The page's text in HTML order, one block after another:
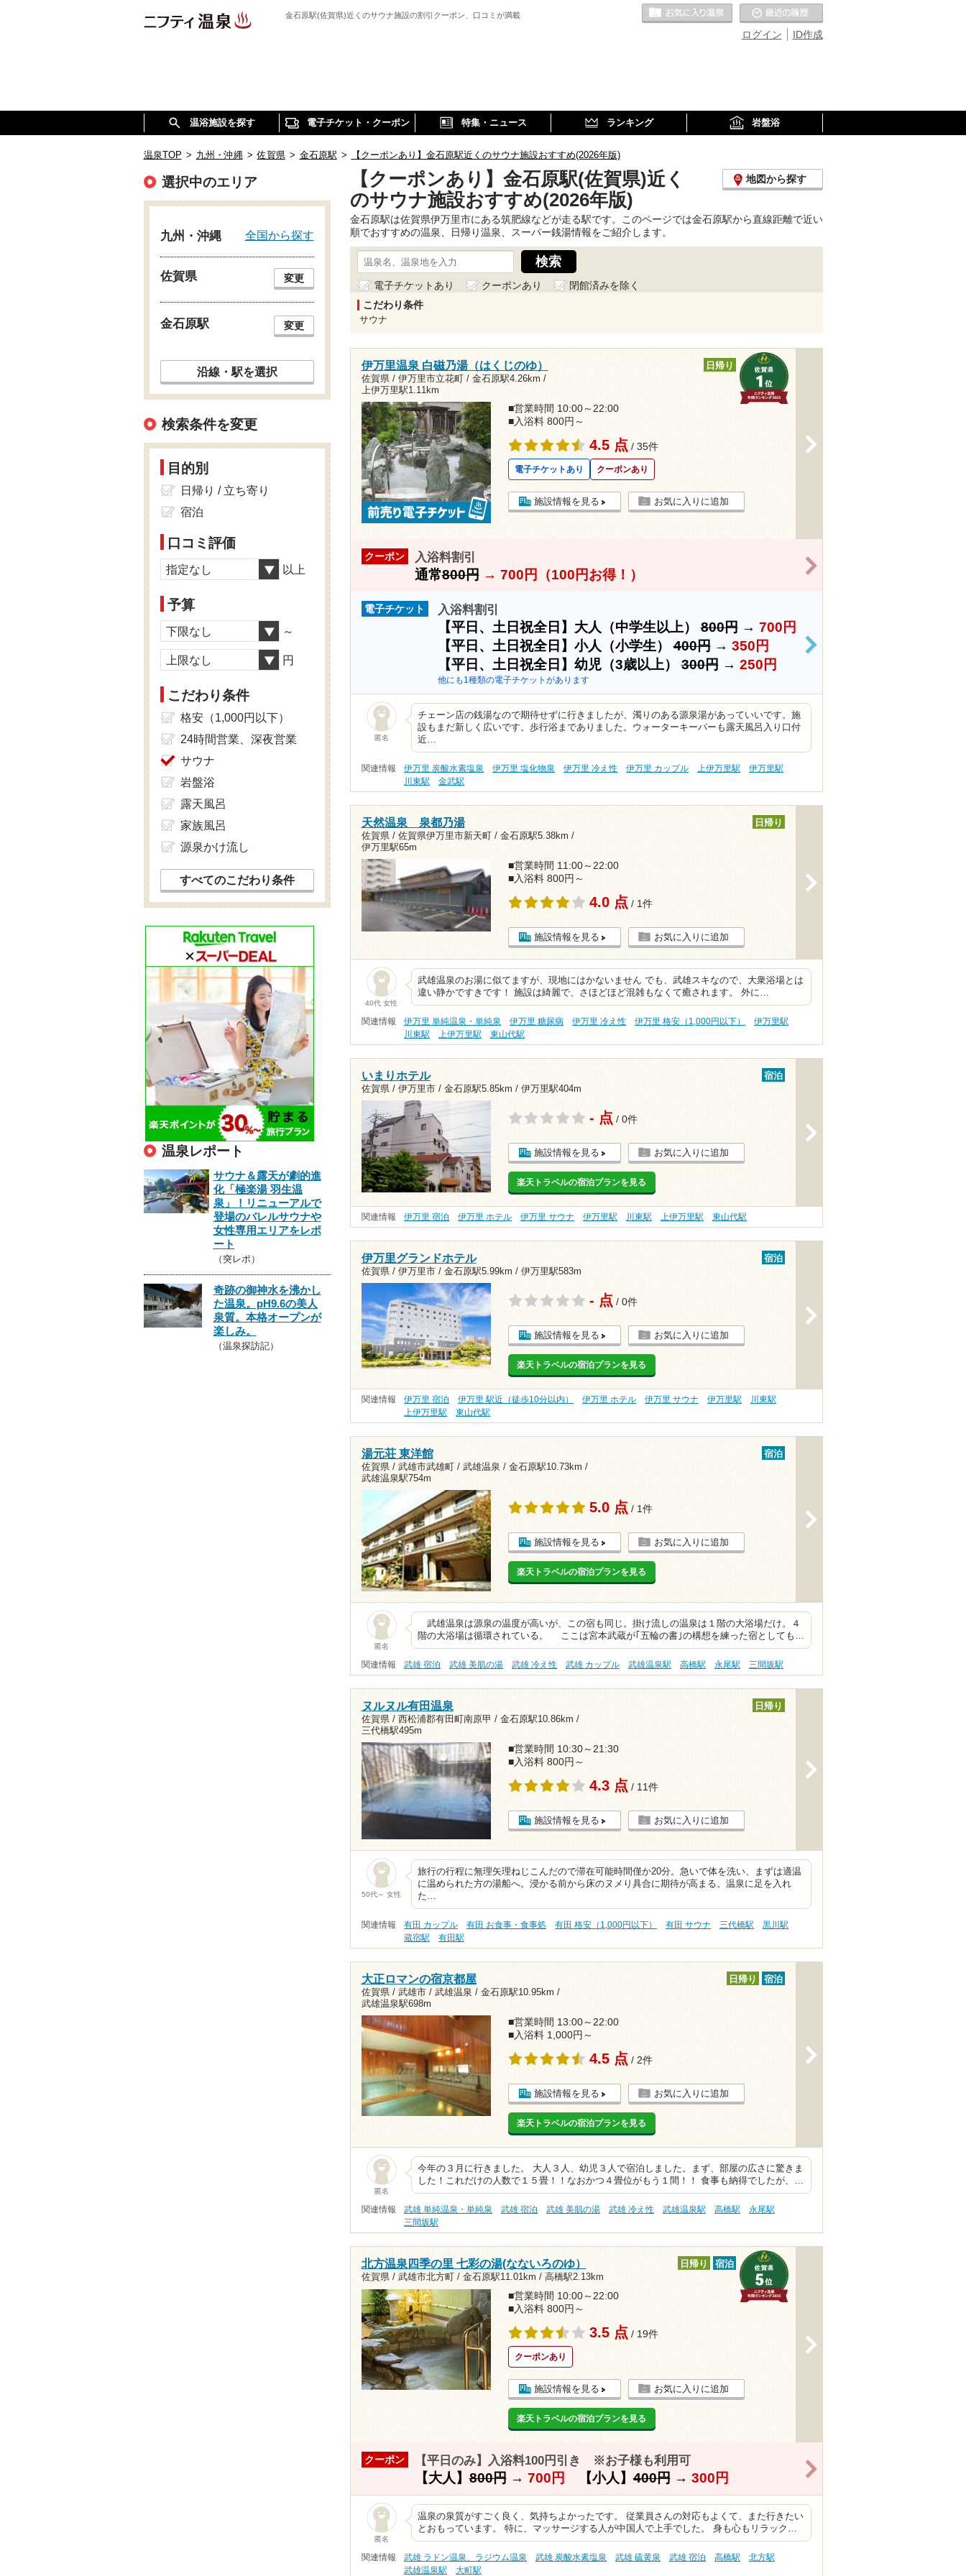
金石原駅(佐賀県)近くのサウナ施設の割引クーポン、口コミが満載
ID作成
ログイン
お気に入りの温泉
温浴施設を探す 電子チケット・クーポン 特集・ニュース ランキング 岩盤浴
温泉TOP > 九州・沖縄 > 佐賀県 > 金石原駅 > 【クーポンあり】金石原駅近くのサウナ施設おすすめ(2026年版)
【クーポンあり】金石原駅(佐賀県)近く
のサウナ施設おすすめ(2026年版)
地図から探す
金石原駅は佐賀県伊万里市にある筑肥線などが走る駅です。このページでは金石原駅から直線距離で近い
順でおすすめの温泉、日帰り温泉、スーパー銭湯情報をご紹介します。
電子チケットあり クーポンあり
閉館済みを除く
こだわり条件
サウナ
伊万里温泉 白磁乃湯（はくじのゆ）
佐賀県 / 伊万里市立花町 / 金石原駅4.26km /
上伊万里駅1.11km
日帰り
■営業時間 10:00～22:00
■入浴料 800円～
4.5 点 / 35件
電子チケットあり クーポンあり
施設情報を見る お気に入りに追加
クーポン 入浴料割引
通常800円→ 700円（100円お得！）
電子チケット 入浴料割引
【平日、土日祝全日】大人（中学生以上）800円→ 700円
【平日、土日祝全日】小人（小学生）400円→ 350円
【平日、土日祝全日】幼児（3歳以上）300円→ 250円
他にも1種類の電子チケットがあります
>
匿名
チェーン店の銭湯なので期待せずに行きましたが、濁りのある源泉湯があっていいです。施
設もまだ新しく広いです。歩行浴までありました。ウォーターキーパーも露天風呂入り口付
近…
関連情報 伊万里 炭酸水素塩泉 伊万里 塩化物泉 伊万里 冷え性 伊万里 カップル 上伊万里駅
伊万里駅
川東駅
金武駅
天然温泉 泉都乃湯
佐賀県 / 佐賀県伊万里市新天町 / 金石原駅5.38km /
伊万里駅65m
日帰り
■営業時間 11:00～22:00
■入浴料 800円～
4.0 点 / 1件
施設情報を見る お気に入りに追加
40代 女性
武雄温泉のお湯に似てますが、現地にはかないません でも、武雄スキなので、大衆浴場とは
違い静かですきです！ 施設は綺麗で、さほどほど混雑もなくて癒されます。 外に…
関連情報 伊万里 単純温泉・単純泉 伊万里 糖尿病 伊万里 冷え性 伊万里 格安（1,000円以下）
伊万里駅
川東駅
上伊万里駅 東山代駅
いまりホテル
佐賀県 / 伊万里市 / 金石原駅5.85km / 伊万里駅404m
宿泊
- 点 / 0件
施設情報を見る お気に入りに追加
楽天トラベルの宿泊プランを見る
関連情報 伊万里 宿泊 伊万里 ホテル 伊万里 サウナ 伊万里駅 川東駅 上伊万里駅 東山代駅
伊万里グランドホテル
佐賀県 / 伊万里市 / 金石原駅5.99km / 伊万里駅583m
宿泊
- 点 / 0件
施設情報を見る お気に入りに追加
楽天トラベルの宿泊プランを見る
関連情報 伊万里 宿泊 伊万里 駅近（徒歩10分以内） 伊万里 ホテル 伊万里 サウナ 伊万里駅
川東駅
上伊万里駅
東山代駅
湯元荘 東洋館
佐賀県 / 武雄市武雄町 / 武雄温泉 / 金石原駅10.73km /
武雄温泉駅754m
宿泊
5.0 点 / 1件
施設情報を見る お気に入りに追加
楽天トラベルの宿泊プランを見る
匿名
武雄温泉は源泉の温度が高いが、この宿も同じ。掛け流しの温泉は１階の大浴場だけ。４
階の大浴場は循環されている。 ここは宮本武蔵が｢五輪の書｣の構想を練った宿としても…
関連情報 武雄 宿泊 武雄 美肌の湯 武雄 冷え性 武雄 カップル 武雄温泉駅 高橋駅 永尾駅 三間坂駅
ヌルヌル有田温泉
佐賀県 / 西松浦郡有田町南原甲 / 金石原駅10.86km /
三代橋駅495m
日帰り
■営業時間 10:30～21:30
■入浴料 800円～
4.3 点 / 11件
施設情報を見る お気に入りに追加
50代～ 女性
旅行の行程に無理矢理ねじこんだので滞在可能時間僅か20分。急いで体を洗い、まずは適温
に温められた方の湯船へ。浸かる前から床のヌメり具合に期待が高まる。温泉に足を入れ
た…
関連情報 有田 カップル 有田 お食事・食事処 有田 格安（1,000円以下） 有田 サウナ 三代橋駅
黒川駅
蔵宿駅
有田駅
大正ロマンの宿京都屋
佐賀県 / 武雄市 / 武雄温泉 / 金石原駅10.95km /
武雄温泉駅698m
日帰り 宿泊
■営業時間 13:00～22:00
■入浴料 1,000円～
4.5 点 / 2件
施設情報を見る お気に入りに追加
楽天トラベルの宿泊プランを見る
匿名
今年の３月に行きました。 大人３人、幼児３人で宿泊しました。まず、部屋の広さに驚きま
した！これだけの人数で１５畳！！なおかつ４畳位がもう１間！！ 食事も納得でしたが、…
関連情報 武雄 単純温泉・単純泉 武雄 宿泊 武雄 美肌の湯 武雄 冷え性 武雄温泉駅 高橋駅
永尾駅
三間坂駅
北方温泉四季の里 七彩の湯(なないろのゆ）
佐賀県 / 武雄市北方町 / 金石原駅11.01km / 高橋駅2.13km
日帰り 宿泊
■営業時間 10:00～22:00
■入浴料 800円～
3.5 点 / 19件
クーポンあり
施設情報を見る お気に入りに追加
楽天トラベルの宿泊プランを見る
クーポン 【平日のみ】入浴料100円引き ※お子様も利用可
【大人】800円→ 700円 【小人】400円→ 300円
匿名
温泉の泉質がすごく良く、気持ちよかったです。 従業員さんの対応もよくて、また行きたい
とおもっています。 特に、マッサージする人が中国人で上手でした。 身も心もリラック…
関連情報 武雄 ラドン温泉、ラジウム温泉 武雄 炭酸水素塩泉 武雄 硫黄泉 武雄 宿泊 高橋駅
北方駅
武雄温泉駅
大町駅
選択中のエリア
九州・沖縄 全国から探す
佐賀県 変更
金石原駅 変更
沿線・駅を選択
検索条件を変更
目的別
日帰り / 立ち寄り
宿泊
口コミ評価
指定なし 以上
予算
下限なし ～
上限なし 円
こだわり条件
格安（1,000円以下）
24時間営業、深夜営業
サウナ
岩盤浴
露天風呂
家族風呂
源泉かけ流し
すべてのこだわり条件
温泉レポート
サウナ＆露天が劇的進
化「極楽湯 羽生温
泉」！リニューアルで
登場のバレルサウナや
女性専用エリアをレポ
ート
（突レポ）
奇跡の御神水を沸かし
た温泉。pH9.6の美人
泉質。本格オープンが
楽しみ。
（温泉探訪記）